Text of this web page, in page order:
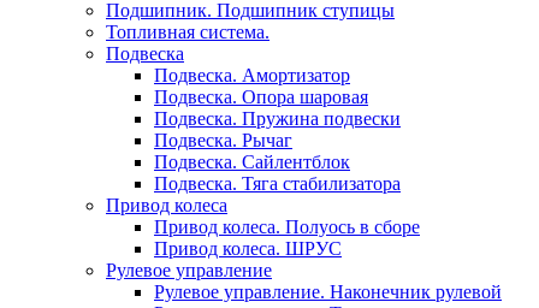
Подшипник. Подшипник ступицы
Топливная система.
Подвеска
Подвеска. Амортизатор
Подвеска. Опора шаровая
Подвеска. Пружина подвески
Подвеска. Рычаг
Подвеска. Сайлентблок
Подвеска. Тяга стабилизатора
Привод колеса
Привод колеса. Полуось в сборе
Привод колеса. ШРУС
Рулевое управление
Рулевое управление. Наконечник рулевой